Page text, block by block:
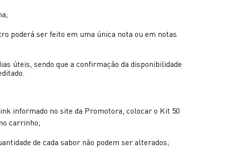
poderá ser feito em uma única nota ou em notas
úteis, sendo que a confirmação da disponibilidade
informado no site da Promotora, colocar o Kit 50
carrinho;
de cada sabor não podem ser alterados;